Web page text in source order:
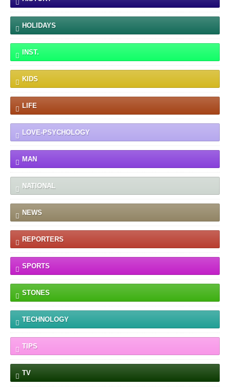
HOLIDAYS
INST.
KIDS
LIFE
LOVE-PSYCHOLOGY
MAN
NATIONAL
NEWS
REPORTERS
SPORTS
STONES
TECHNOLOGY
TIPS
TV